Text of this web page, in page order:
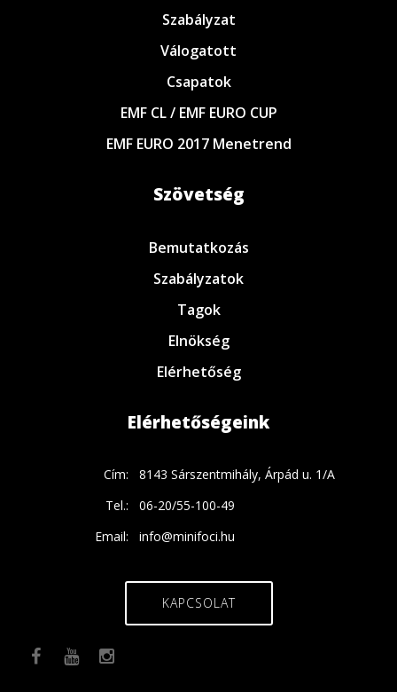
Szabályzat
Válogatott
Csapatok
EMF CL / EMF EURO CUP
EMF EURO 2017 Menetrend
Szövetség
Bemutatkozás
Szabályzatok
Tagok
Elnökség
Elérhetőség
Elérhetőségeink
Cím:
8143 Sárszentmihály, Árpád u. 1/A
Tel.:
06-20/55-100-49
Email:
info@minifoci.hu
KAPCSOLAT